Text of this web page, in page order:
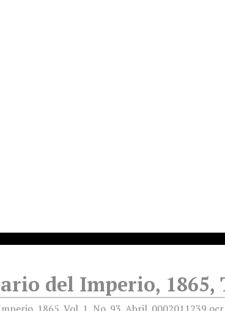
del Imperio, 1865,